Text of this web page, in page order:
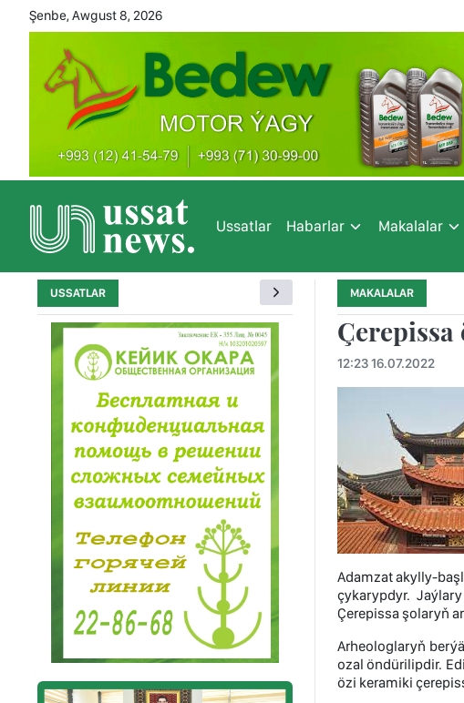
Şenbe, Awgust 8, 2026
Ussatlar Habarlar Makalalar
MAKALALAR
12:23 16.07.2022
Adamzat akylly-
çykarypdyr.
Çerepissa şolaryň
Arheologlaryň
ozal öndürilipdir.
özi keramiki
USSATLAR